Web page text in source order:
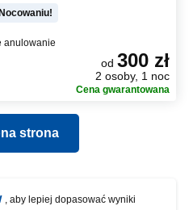
anulowanie
od 300 zł
2 osoby, 1 noc
Cena gwarantowana
strona
, aby lepiej dopasować wyniki